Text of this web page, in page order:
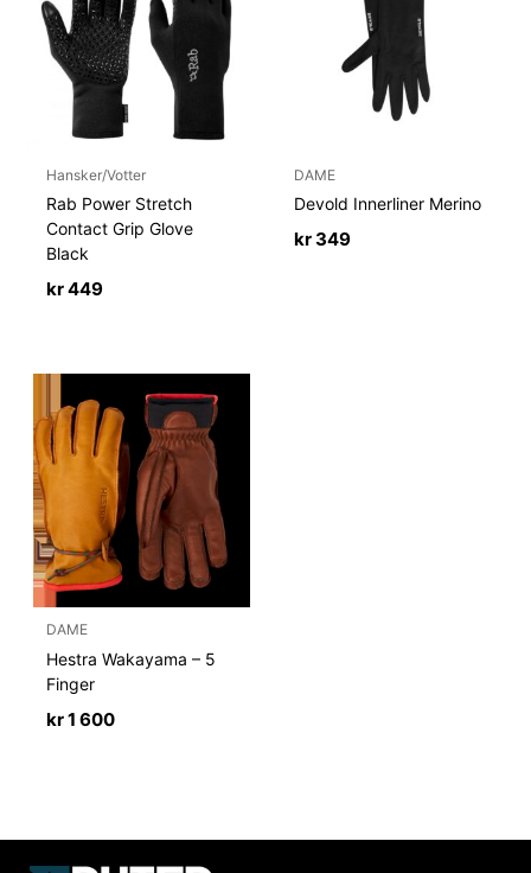
Hansker/Votter
Rab Power Stretch
Contact Grip Glove
Black
kr449
DAME
Devold Innerliner Merino
kr349
DAME
Hestra Wakayama – 5
Finger
kr1 600